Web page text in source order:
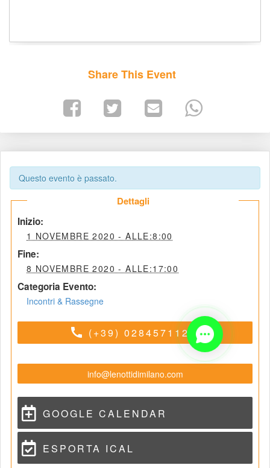
Share This Event
Questo evento è passato.
Dettagli
Inizio:
1 NOVEMBRE 2020 - ALLE:8:00
Fine:
8 NOVEMBRE 2020 - ALLE:17:00
Categoria Evento:
Incontri & Rassegne
call (+39) 0284571125
info@lenottidimilano.com
GOOGLE CALENDAR
ESPORTA ICAL